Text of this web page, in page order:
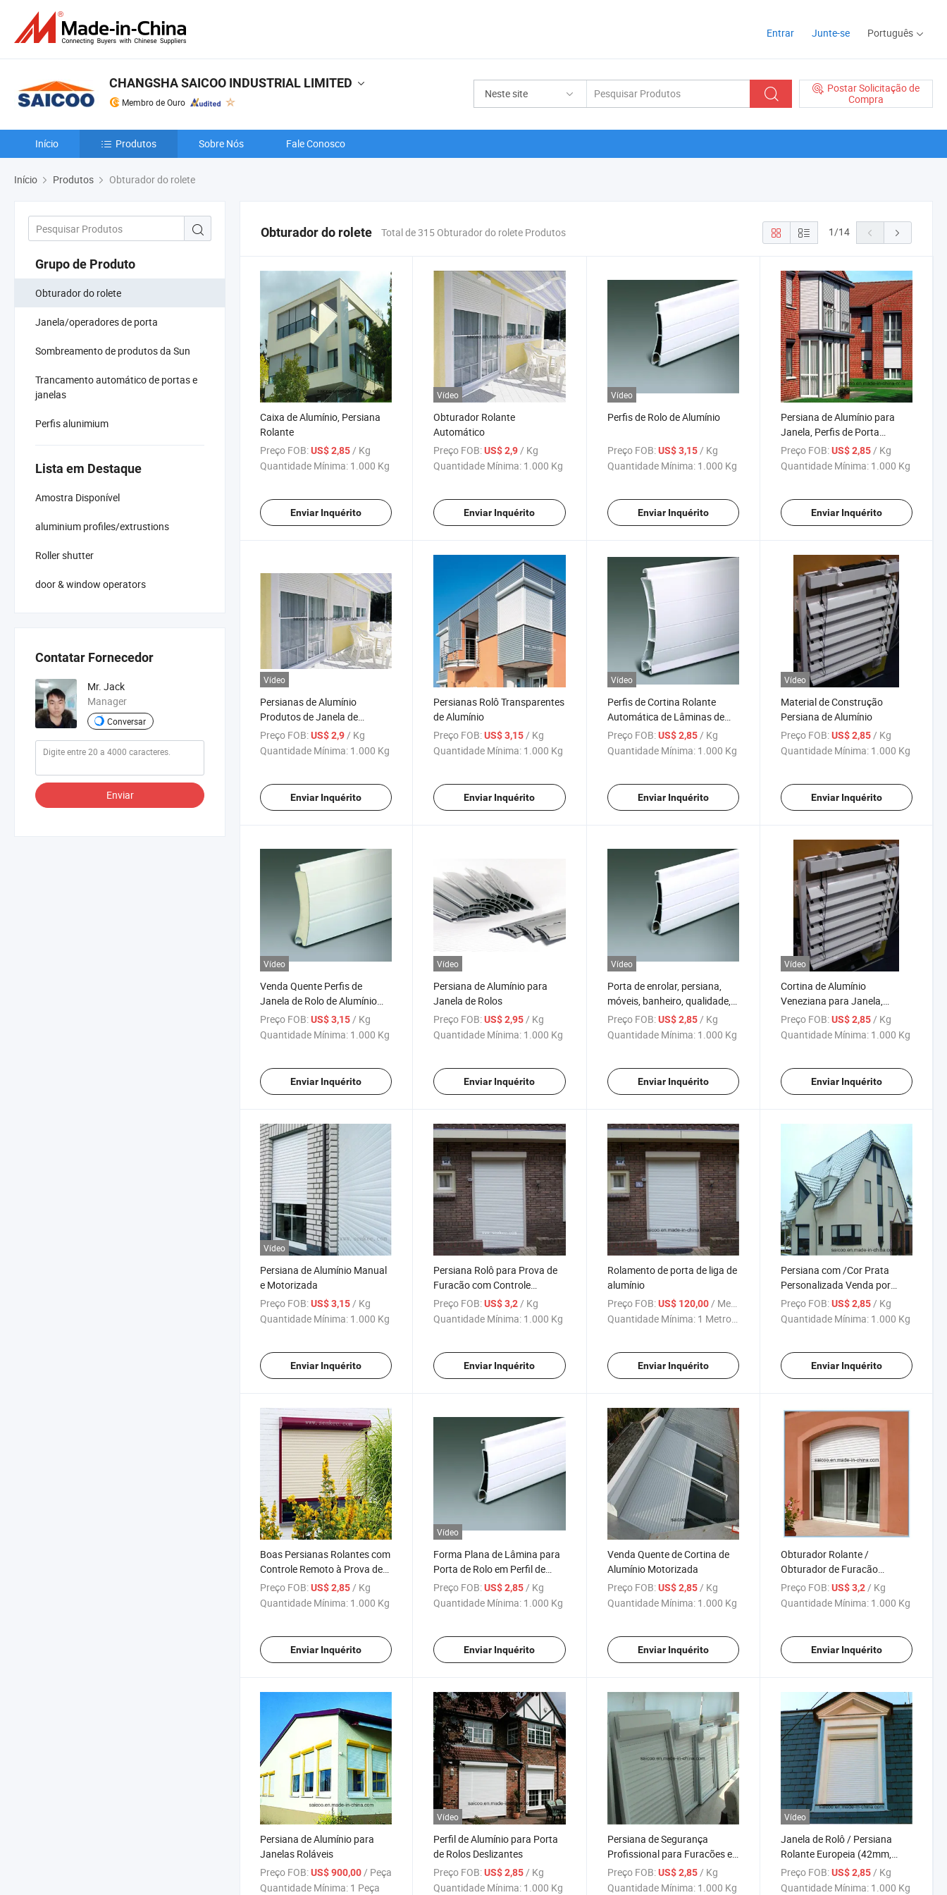
Entrar Junte-se Português
Neste site
Postar Solicitação de
Compra
CHANGSHA SAICOO INDUSTRIAL LIMITED
Membro de Ouro
Início Produtos Sobre Nós Fale Conosco
Início Produtos Obturador do rolete
Grupo de Produto
Obturador do rolete
Janela/operadores de porta
Sombreamento de produtos da Sun
Trancamento automático de portas e
janelas
Perfis alunimium
Lista em Destaque
Amostra Disponível
aluminium profiles/extrustions
Roller shutter
door & window operators
Contatar Fornecedor
Mr. Jack
Manager
Conversar
Enviar
Obturador do rolete Total de 315 Obturador do rolete Produtos 1/14
Caixa de Alumínio, Persiana
Rolante
Preço FOB:US$ 2,85/ Kg
Quantidade Mínima: 1.000 Kg
Enviar Inquérito
Vídeo
Obturador Rolante
Automático
Preço FOB: US$ 2,9/ Kg
Quantidade Mínima: 1.000 Kg
Enviar Inquérito
Vídeo
Perfis de Rolo de Alumínio
Preço FOB: US$ 3,15/ Kg
Quantidade Mínima: 1.000 Kg
Enviar Inquérito
Persiana de Alumínio para
Janela, Perfis de Porta
Rolante
Preço FOB: US$ 2,85/ Kg
Quantidade Mínima: 1.000 Kg
Enviar Inquérito
Vídeo
Persianas de Alumínio
Produtos de Janela de
Alumínio
Preço FOB:US$ 2,9 / Kg
Quantidade Mínima: 1.000 Kg
Enviar Inquérito
Persianas Rolô Transparentes
de Alumínio
Preço FOB: US$ 3,15 / Kg
Quantidade Mínima: 1.000 Kg
Enviar Inquérito
Vídeo
Perfis de Cortina Rolante
Automática de Lâminas de
Alumínio
Preço FOB: US$ 2,85 / Kg
Quantidade Mínima: 1.000 Kg
Enviar Inquérito
Vídeo
Material de Construção
Persiana de Alumínio
Preço FOB: US$ 2,85 / Kg
Quantidade Mínima: 1.000 Kg
Enviar Inquérito
Vídeo
Venda Quente Perfis de
Janela de Rolo de Alumínio
Motorizado
Preço FOB:US$ 3,15 / Kg
Quantidade Mínima: 1.000 Kg
Enviar Inquérito
Vídeo
Persiana de Alumínio para
Janela de Rolos
Preço FOB: US$ 2,95 / Kg
Quantidade Mínima: 1.000 Kg
Enviar Inquérito
Vídeo
Porta de enrolar, persiana,
móveis, banheiro, qualidade,
perfis de alumínio
Preço FOB: US$ 2,85 / Kg
Quantidade Mínima: 1.000 Kg
Enviar Inquérito
Vídeo
Cortina de Alumínio
Veneziana para Janela,
Cortina Rolô para Janela,
Cortina de Casa Inteligente
Preço FOB: US$ 2,85 / Kg
Quantidade Mínima: 1.000 Kg
Enviar Inquérito
Vídeo
Persiana de Alumínio Manual
e Motorizada
Preço FOB:US$ 3,15/ Kg
Quantidade Mínima: 1.000 Kg
Enviar Inquérito
Persiana Rolô para Prova de
Furacão com Controle
Remoto
Preço FOB: US$ 3,2 / Kg
Quantidade Mínima: 1.000 Kg
Enviar Inquérito
Rolamento de porta de liga de
alumínio
Preço FOB: US$ 120,00/ Metro Quadrado
Quantidade Mínima: 1 Metro ...
Enviar Inquérito
Persiana com /Cor Prata
Personalizada Venda por
Atacado de Alumínio
Preço FOB: US$ 2,85/ Kg
Quantidade Mínima: 1.000 Kg
Enviar Inquérito
Boas Persianas Rolantes com
Controle Remoto à Prova de
Chuva
Preço FOB:US$ 2,85/ Kg
Quantidade Mínima: 1.000 Kg
Enviar Inquérito
Vídeo
Forma Plana de Lâmina para
Porta de Rolo em Perfil de
Alumínio
Preço FOB: US$ 2,85/ Kg
Quantidade Mínima: 1.000 Kg
Enviar Inquérito
Venda Quente de Cortina de
Alumínio Motorizada
Preço FOB: US$ 2,85/ Kg
Quantidade Mínima: 1.000 Kg
Enviar Inquérito
Obturador Rolante /
Obturador de Furacão
Obturador Acordeão
Preço FOB: US$ 3,2/ Kg
Quantidade Mínima: 1.000 Kg
Enviar Inquérito
Persiana de Alumínio para
Janelas Roláveis
Preço FOB:US$ 900,00 / Peça
Quantidade Mínima: 1 Peça
Vídeo
Perfil de Alumínio para Porta
de Rolos Deslizantes
Preço FOB: US$ 2,85 / Kg
Quantidade Mínima: 1.000 Kg
Persiana de Segurança
Profissional para Furacões e
Tempestades
Preço FOB: US$ 2,85 / Kg
Quantidade Mínima: 1.000 Kg
Vídeo
Janela de Rolô / Persiana
Rolante Europeia (42mm,
45mm, 55mm, 56mm)
Preço FOB: US$ 2,85 / Kg
Quantidade Mínima: 1.000 Kg